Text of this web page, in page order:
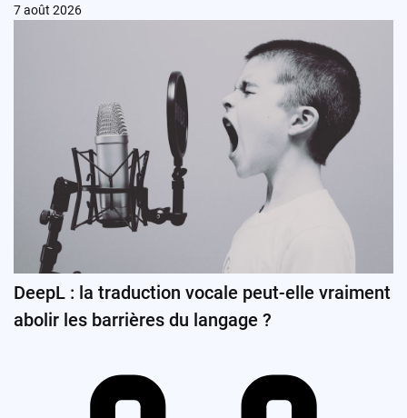
7 août 2026
DeepL : la traduction vocale peut-elle vraiment
abolir les barrières du langage ?